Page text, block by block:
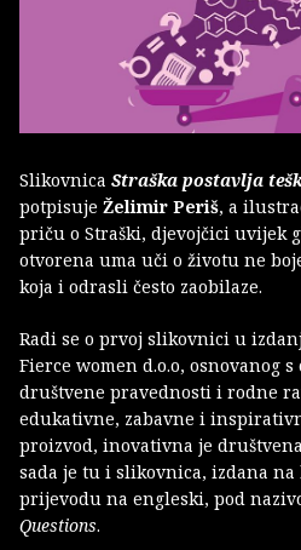
Slikovnica Straška postavlja
potpisuje Želimir Periš, a
priču o Straški, djevojčici uvijek
otvorena uma uči o životu ne
koja i odrasli često zaobilaze.
Radi se o prvoj slikovnici u
Fierce women d.o.o, osnovanog
društvene pravednosti i rodne
edukativne, zabavne i
proizvod, inovativna je
sada je tu i slikovnica, izdana
prijevodu na engleski, pod
Questions.